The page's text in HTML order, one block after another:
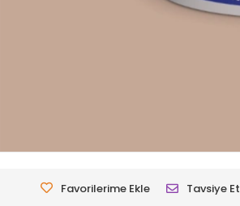
Favorilerime Ekle Tavsiye Et